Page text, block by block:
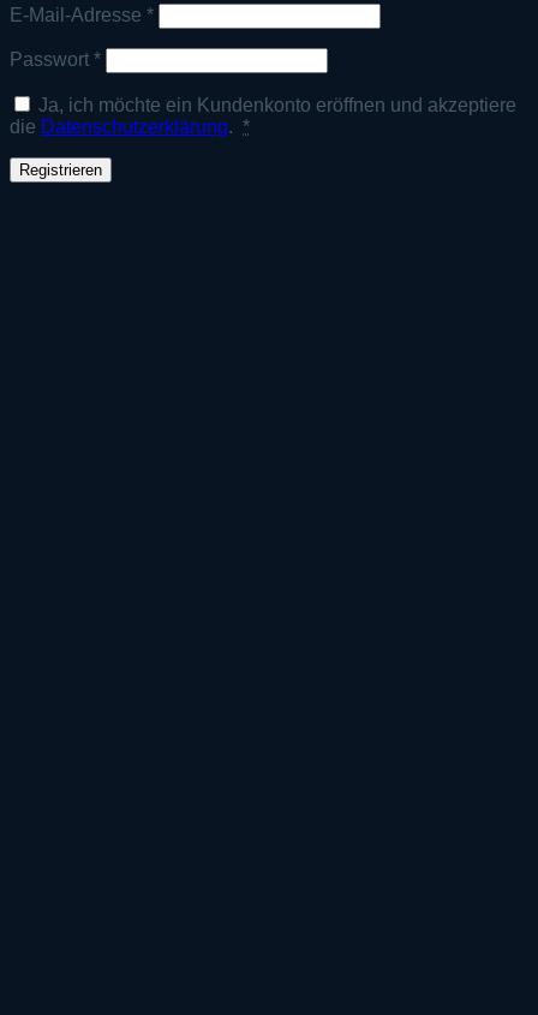
E-Mail-Adresse *Erforderlich
Passwort *Erforderlich
Ja, ich möchte ein Kundenkonto eröffnen und akzeptiere
die Datenschutzerklärung. *
Registrieren